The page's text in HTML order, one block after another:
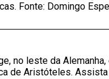
Fonte: Domingo
no leste da
de Aristóteles.